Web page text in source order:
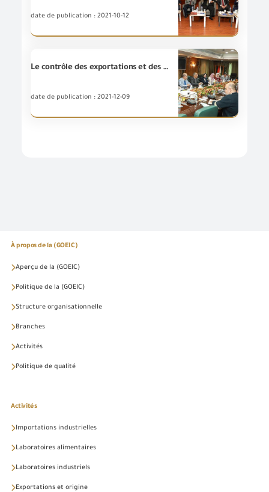
date de publication : 2021-10-12
Le contrôle des exportations et des importations tient une réunion avec la société égyptienne pour la technologie du commerce électronique (MTS) pour surmonter les difficultés auxquelles sont confrontés les exportateurs et les importateurs.
date de publication : 2021-12-09
À propos de la (GOEIC)
Aperçu de la (GOEIC)
Politique de la (GOEIC)
Structure organisationnelle
Branches
Activités
Politique de qualité
Activités
Importations industrielles
Laboratoires alimentaires
Laboratoires industriels
Exportations et origine